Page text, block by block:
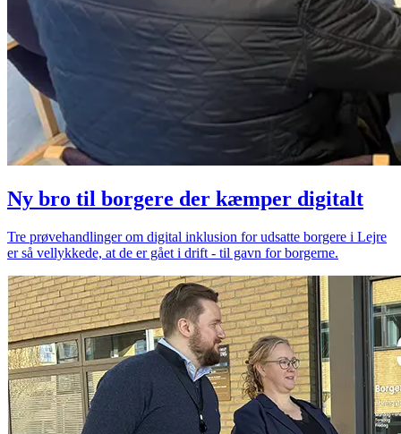
Ny bro til borgere der kæmper digitalt
Tre prøvehandlinger om digital inklusion for udsatte borgere i Lejre
er så vellykkede, at de er gået i drift - til gavn for borgerne.